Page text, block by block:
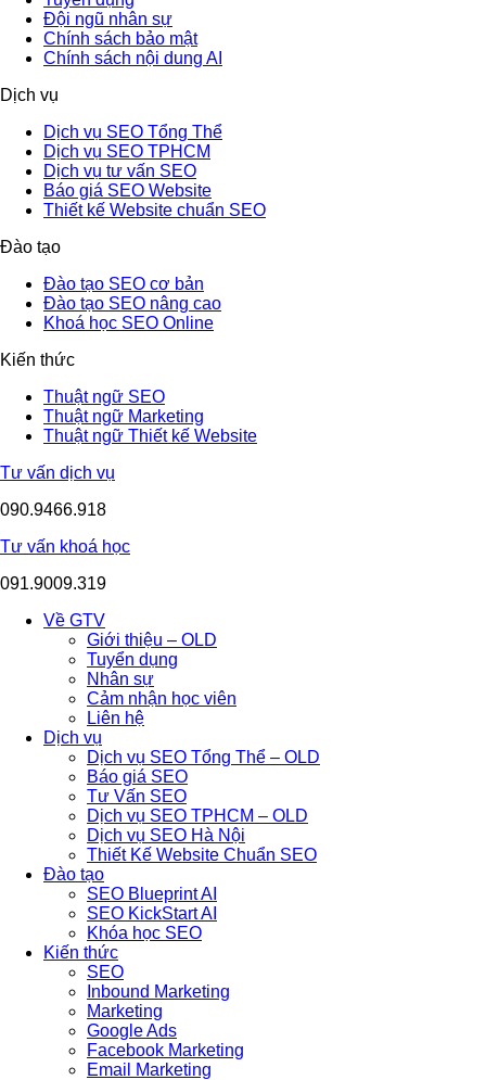
Đội ngũ nhân sự
Chính sách bảo mật
Chính sách nội dung AI
Dịch vụ
Dịch vụ SEO Tổng Thể
Dịch vụ SEO TPHCM
Dịch vụ tư vấn SEO
Báo giá SEO Website
Thiết kế Website chuẩn SEO
Đào tạo
Đào tạo SEO cơ bản
Đào tạo SEO nâng cao
Khoá học SEO Online
Kiến thức
Thuật ngữ SEO
Thuật ngữ Marketing
Thuật ngữ Thiết kế Website
Tư vấn dịch vụ
090.9466.918
Tư vấn khoá học
091.9009.319
Về GTV
Giới thiệu – OLD
Tuyển dụng
Nhân sự
Cảm nhận học viên
Liên hệ
Dịch vụ
Dịch vụ SEO Tổng Thể – OLD
Báo giá SEO
Tư Vấn SEO
Dịch vụ SEO TPHCM – OLD
Dịch vụ SEO Hà Nội
Thiết Kế Website Chuẩn SEO
Đào tạo
SEO Blueprint AI
SEO KickStart AI
Khóa học SEO
Kiến thức
SEO
Inbound Marketing
Marketing
Google Ads
Facebook Marketing
Email Marketing